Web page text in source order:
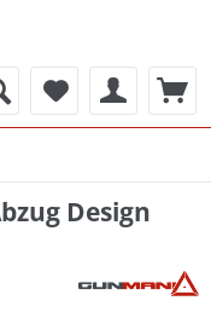
Design